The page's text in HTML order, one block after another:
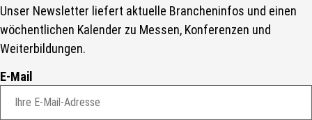
Unser Newsletter liefert aktuelle Brancheninfos und einen
wöchentlichen Kalender zu Messen, Konferenzen und
Weiterbildungen.
E-Mail